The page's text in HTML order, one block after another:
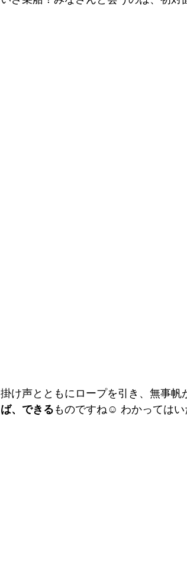
掛け声とともにロープを引き、無事帆
ば、できる ものですね☺️ わかってはい